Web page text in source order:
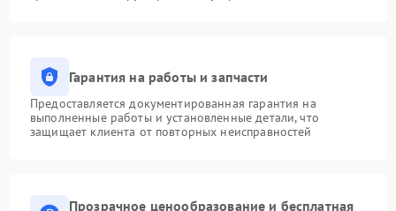
Гарантия на работы и запчасти
Предоставляется документированная гарантия на
выполненные работы и установленные детали, что
защищает клиента от повторных неисправностей
Прозрачное ценообразование и бесплатная